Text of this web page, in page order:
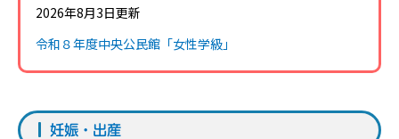
2026年8月3日更新
令和８年度中央公民館「女性学級」
妊娠・出産